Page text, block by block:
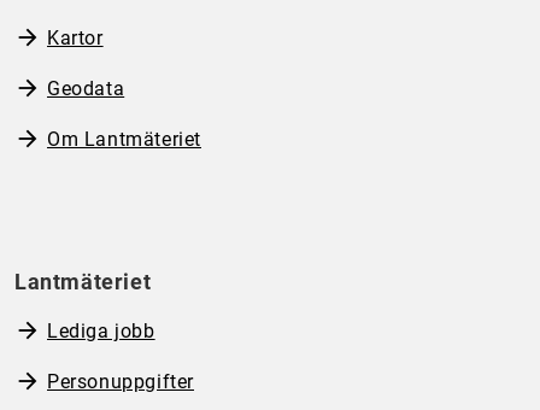
Kartor
Geodata
Om Lantmäteriet
Lantmäteriet
Lediga jobb
Personuppgifter